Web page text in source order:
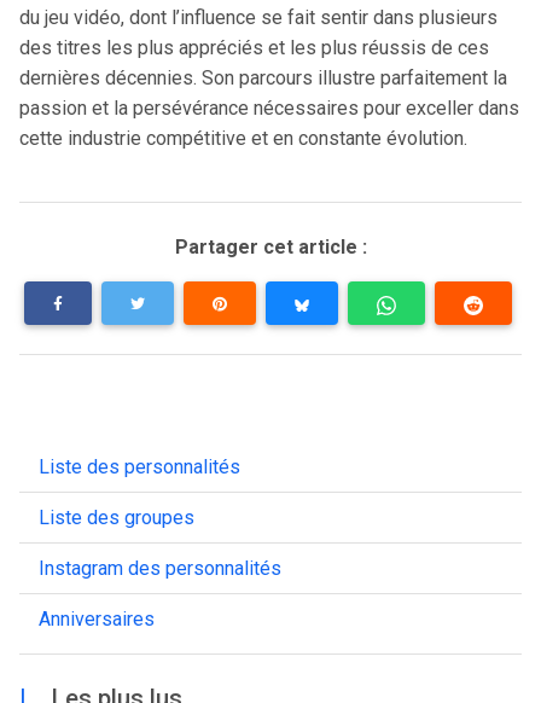
du jeu vidéo, dont l’influence se fait sentir dans plusieurs
des titres les plus appréciés et les plus réussis de ces
dernières décennies. Son parcours illustre parfaitement la
passion et la persévérance nécessaires pour exceller dans
cette industrie compétitive et en constante évolution.
Partager cet article :
Liste des personnalités
Liste des groupes
Instagram des personnalités
Anniversaires